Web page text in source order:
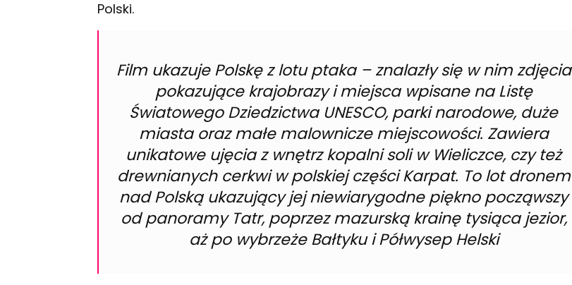
Polski.
Film ukazuje Polskę z lotu ptaka – znalazły się w nim zdjęcia
pokazujące krajobrazy i miejsca wpisane na Listę
Światowego Dziedzictwa UNESCO, parki narodowe, duże
miasta oraz małe malownicze miejscowości. Zawiera
unikatowe ujęcia z wnętrz kopalni soli w Wieliczce, czy też
drewnianych cerkwi w polskiej części Karpat. To lot dronem
nad Polską ukazujący jej niewiarygodne piękno począwszy
od panoramy Tatr, poprzez mazurską krainę tysiąca jezior,
aż po wybrzeże Bałtyku i Półwysep Helski